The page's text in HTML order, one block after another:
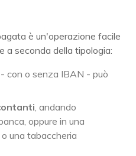
è un'operazione facile
a seconda della tipologia:
- con o senza IBAN - può
, andando
oppure in una
o una tabaccheria